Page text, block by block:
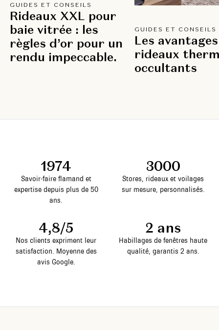
GUIDES ET CONSEILS
Rideaux XXL pour
baie vitrée : les
règles d’or pour un
rendu impeccable.
GUIDES ET CONSEILS
Les
rideaux
occultants
1974
Savoir-faire flamand et
expertise depuis plus de 50
ans.
3000
Stores, rideaux et voilages
sur mesure, personnalisés.
4,8/5
Nos clients expriment leur
satisfaction. Moyenne des
avis Google.
2 ans
Habillages de fenêtres haute
qualité, garantis 2 ans.